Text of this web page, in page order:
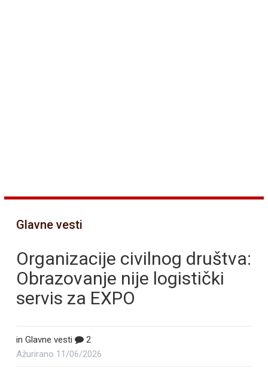
Glavne vesti
Organizacije civilnog društva:
Obrazovanje nije logistički
servis za EXPO
in Glavne vesti
2
Ažurirano 11/06/2026